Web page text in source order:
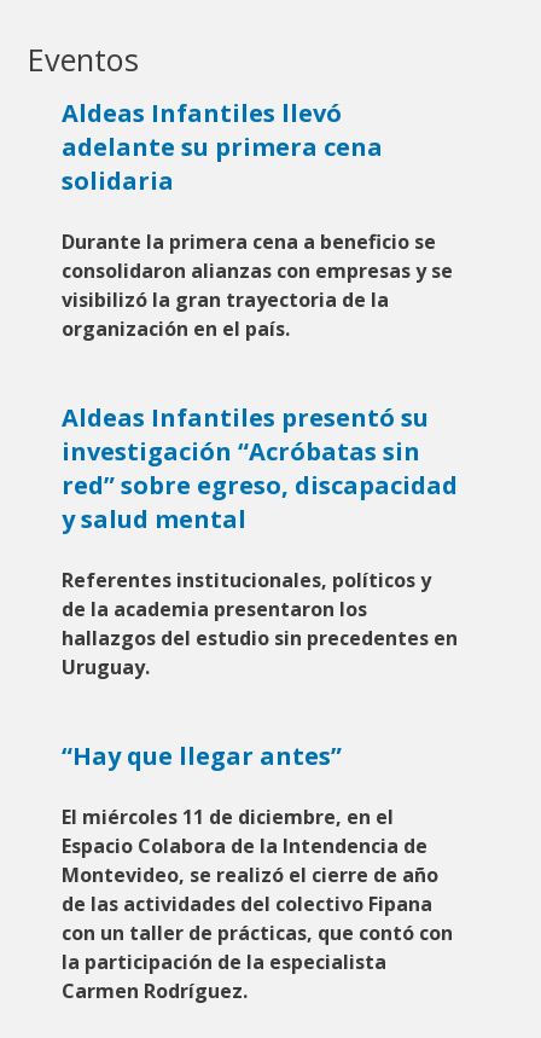
Eventos
Aldeas Infantiles llevó
adelante su primera cena
solidaria
Durante la primera cena a beneficio se
consolidaron alianzas con empresas y se
visibilizó la gran trayectoria de la
organización en el país.
Aldeas Infantiles presentó su
investigación “Acróbatas sin
red” sobre egreso, discapacidad
y salud mental
Referentes institucionales, políticos y
de la academia presentaron los
hallazgos del estudio sin precedentes en
Uruguay.
“Hay que llegar antes”
El miércoles 11 de diciembre, en el
Espacio Colabora de la Intendencia de
Montevideo, se realizó el cierre de año
de las actividades del colectivo Fipana
con un taller de prácticas, que contó con
la participación de la especialista
Carmen Rodríguez.